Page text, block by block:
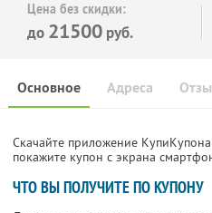
Цена без скидки:
до 21500 руб.
Основное Адреса
Скачайте приложение
покажите купон с экрана
ЧТО ВЫ ПОЛУЧИТЕ ПО КУПОНУ